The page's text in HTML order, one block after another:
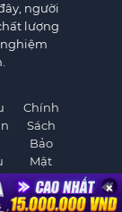
người
lượng
Chính
Sách
Bảo
Mật
×